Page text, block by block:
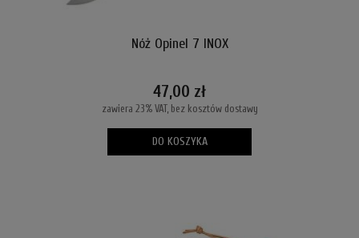
Nóż Opinel 7 INOX
47,00 zł
zawiera 23% VAT, bez kosztów dostawy
DO KOSZYKA